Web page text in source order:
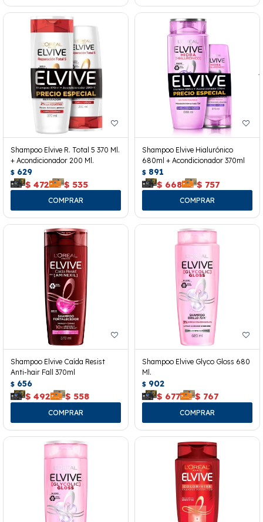
Shampoo Elvive R. Total 5 370 Ml.
+ Acondicionador 200 Ml.
$ 629
$ 472 $ 535
Shampoo Elvive Hialurónico
680ml + Acondicionador 370ml
$ 891
$ 668 $ 757
Shampoo Elvive Caída Resist
Anti-hair Fall 370ml
$ 656
$ 492 $ 558
Shampoo Elvive Glyco Gloss 680
Ml.
$ 902
$ 677 $ 767